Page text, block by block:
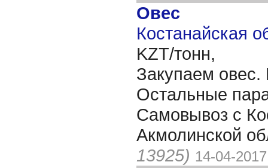
Овес
Костанайская
KZT/тонн,
Закупаем овес.
Остальные
Самовывоз с
Акмолинской
13925) 14-04-2017